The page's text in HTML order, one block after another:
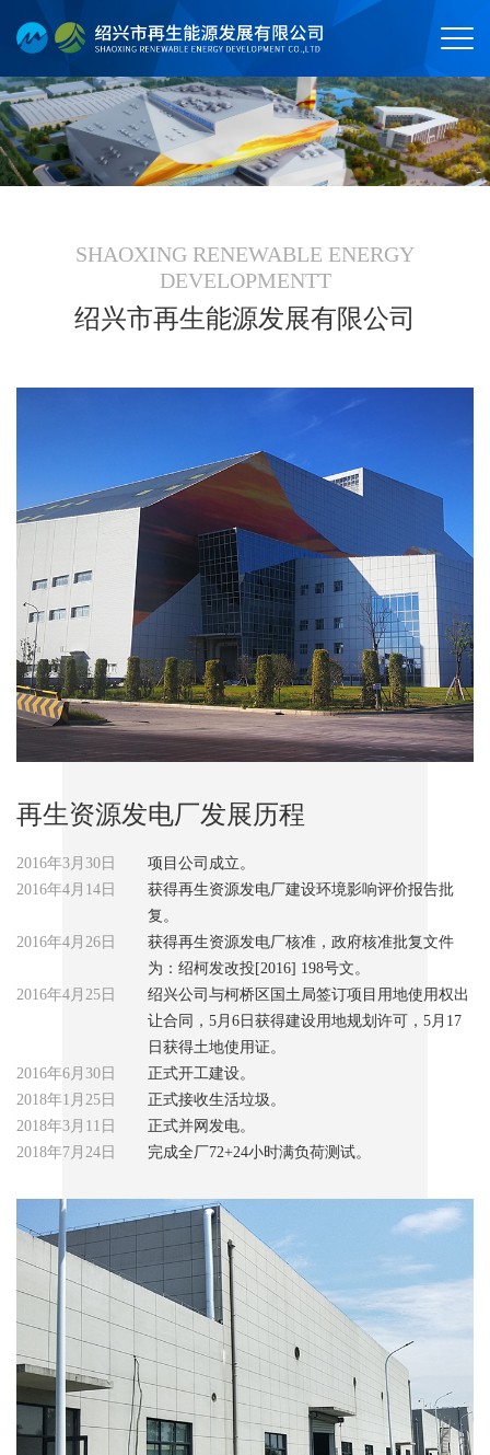
SHAOXING RENEWABLE ENERGY
DEVELOPMENTT
绍兴市再生能源发展有限公司
再生资源发电厂发展历程
2016年3月30日
项目公司成立。
2016年4月14日
获得再生资源发电厂建设环境影响评价报告批
复。
2016年4月26日
获得再生资源发电厂核准，政府核准批复文件
为：绍柯发改投[2016] 198号文。
2016年4月25日
绍兴公司与柯桥区国土局签订项目用地使用权出
让合同，5月6日获得建设用地规划许可，5月17
日获得土地使用证。
2016年6月30日
正式开工建设。
2018年1月25日
正式接收生活垃圾。
2018年3月11日
正式并网发电。
2018年7月24日
完成全厂72+24小时满负荷测试。